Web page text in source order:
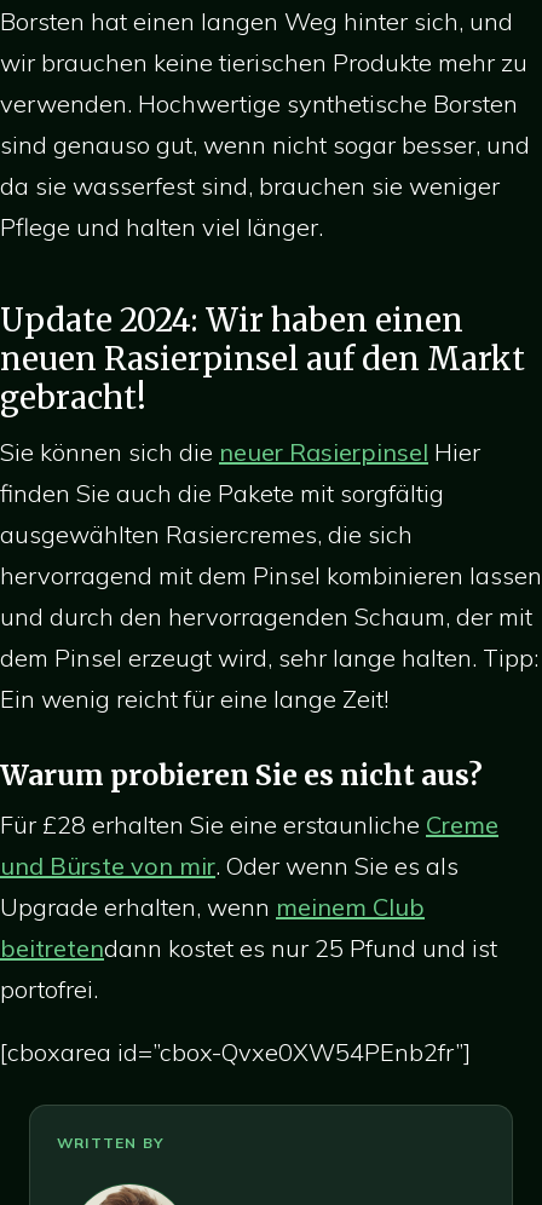
Borsten hat einen langen Weg hinter sich, und
wir brauchen keine tierischen Produkte mehr zu
verwenden. Hochwertige synthetische Borsten
sind genauso gut, wenn nicht sogar besser, und
da sie wasserfest sind, brauchen sie weniger
Pflege und halten viel länger.
Update 2024: Wir haben einen
neuen Rasierpinsel auf den Markt
gebracht!
Sie können sich die neuer Rasierpinsel Hier
finden Sie auch die Pakete mit sorgfältig
ausgewählten Rasiercremes, die sich
hervorragend mit dem Pinsel kombinieren lassen
und durch den hervorragenden Schaum, der mit
dem Pinsel erzeugt wird, sehr lange halten. Tipp:
Ein wenig reicht für eine lange Zeit!
Warum probieren Sie es nicht aus?
Für £28 erhalten Sie eine erstaunliche Creme
und Bürste von mir. Oder wenn Sie es als
Upgrade erhalten, wenn meinem Club
beitretendann kostet es nur 25 Pfund und ist
portofrei.
[cboxarea id=”cbox-Qvxe0XW54PEnb2fr”]